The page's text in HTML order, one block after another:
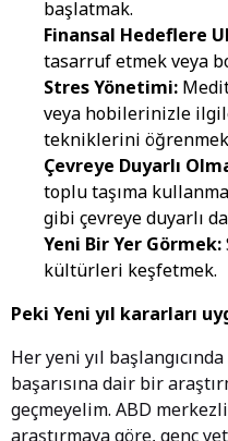
başlatmak.
Finansal Hedeflere
tasarruf etmek veya
Stres Yönetimi:
veya hobilerinizle
tekniklerini
Çevreye Duyarlı
toplu taşıma
gibi çevreye duyarlı
Yeni Bir Yer Görmek:
kültürleri keşfetmek.
Peki Yeni yıl kararları
Her yeni yıl
başarısına dair bir
geçmeyelim. ABD merkezli
araştırmaya göre, genç